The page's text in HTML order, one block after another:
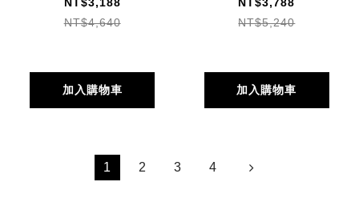
NT$4,640
加入購物車
NT$5,240
加入購物車
1 2 3 4